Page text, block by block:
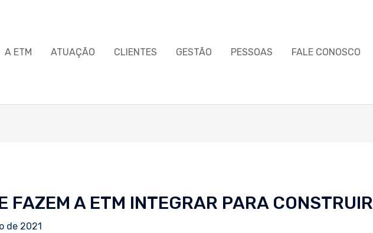
A ETM ATUAÇÃO CLIENTES GESTÃO PESSOAS FALE CONOSCO
FAZEM A ETM INTEGRAR PARA CONSTRUIR
de 2021